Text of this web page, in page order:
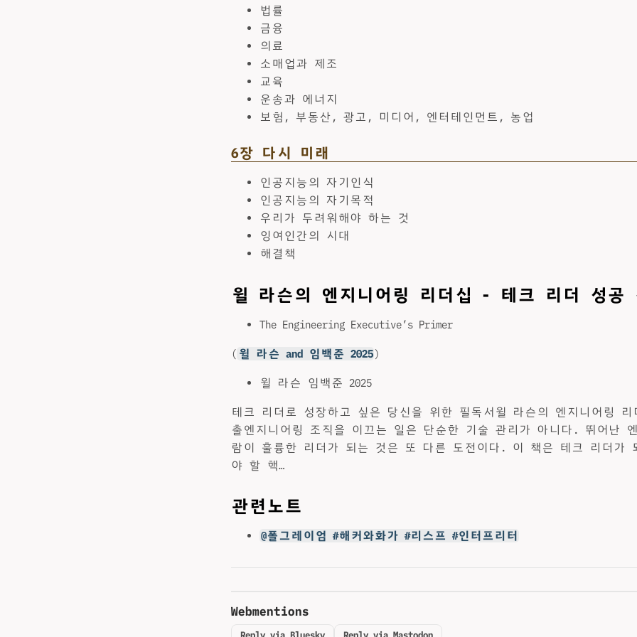
법률
금융
의료
소매업과 제조
교육
운송과 에너지
보험, 부동산, 광고, 미디어, 엔터테인먼트, 농업
6장 다시 미래
인공지능의 자기인식
인공지능의 자기목적
우리가 두려워해야 하는 것
잉여인간의 시대
해결책
윌 라슨의 엔지니어링 리더십 - 테크 리더 성공
The Engineering Executive’s Primer
( 윌 라슨 and 임백준 2025)
윌 라슨 임백준 2025
테크 리더로 성장하고 싶은 당신을 위한 필독서윌 라슨의 엔지니어링
출엔지니어링 조직을 이끄는 일은 단순한 기술 관리가 아니다. 뛰어난
람이 훌륭한 리더가 되는 것은 또 다른 도전이다. 이 책은 테크 리더가
야 할 핵…
관련노트
@폴그레이엄 #해커와화가 #리스프 #인터프리터
Webmentions
Reply via Bluesky Reply via Mastodon